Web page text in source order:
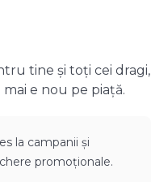
tine și toți cei dragi,
e nou pe piață.
la campanii și
promoționale.